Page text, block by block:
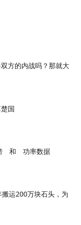
方的内战吗？那就大
国
榜 和 功率数据
运200万块石头，为